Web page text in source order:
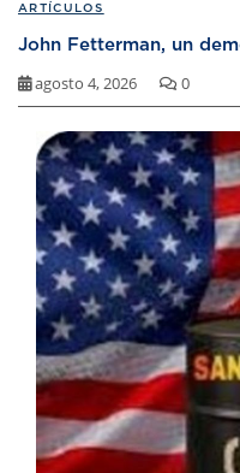
ARTÍCULOS
John Fetterman, un
agosto 4, 2026 0